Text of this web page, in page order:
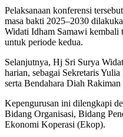
Pelaksanaan konferensi
masa bakti 2025–2030
Widati Idham Samawi
untuk periode kedua.
Selanjutnya, Hj Sri Surya
harian, sebagai Sekretaris
serta Bendahara Diah
Kepengurusan ini dilengkapi
Bidang Organisasi, Bidang
Ekonomi Koperasi (Ekop).